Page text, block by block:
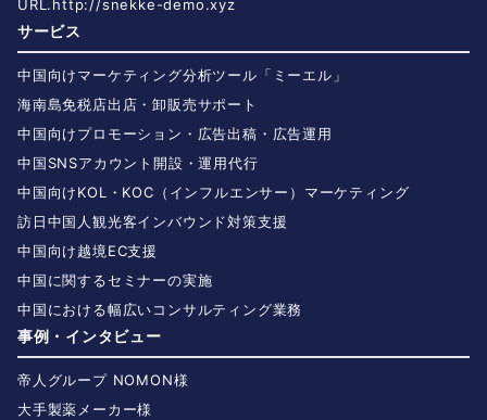
URL.http://snekke-demo.xyz
サービス
中国向けマーケティング分析ツール「ミーエル」
海南島免税店出店・卸販売サポート
中国向けプロモーション・広告出稿・広告運用
中国SNSアカウント開設・運用代行
中国向けKOL・KOC（インフルエンサー）マーケティング
訪日中国人観光客インバウンド対策支援
中国向け越境EC支援
中国に関するセミナーの実施
中国における幅広いコンサルティング業務
事例・インタビュー
帝人グループ NOMON様
大手製薬メーカー様